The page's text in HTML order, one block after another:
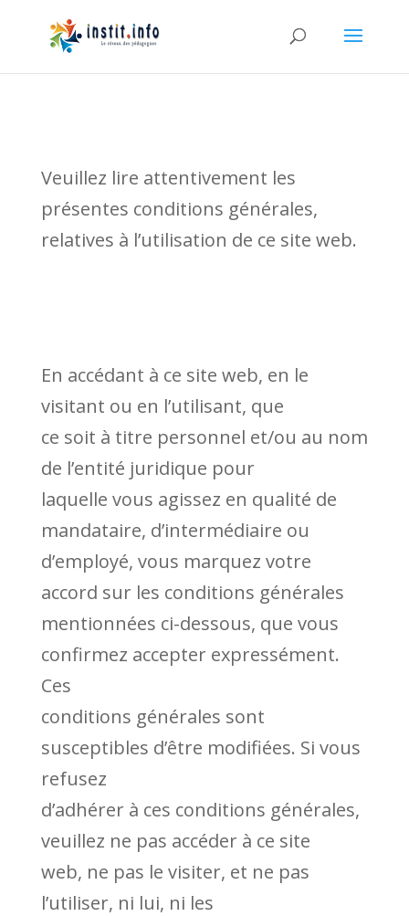
Veuillez lire attentivement les
présentes conditions générales,
relatives à l’utilisation de ce site web.
En accédant à ce site web, en le
visitant ou en l’utilisant, que
ce soit à titre personnel et/ou au nom
de l’entité juridique pour
laquelle vous agissez en qualité de
mandataire, d’intermédiaire ou
d’employé, vous marquez votre
accord sur les conditions générales
mentionnées ci-dessous, que vous
confirmez accepter expressément.
Ces
conditions générales sont
susceptibles d’être modifiées. Si vous
refusez
d’adhérer à ces conditions générales,
veuillez ne pas accéder à ce site
web, ne pas le visiter, et ne pas
l’utiliser, ni lui, ni les